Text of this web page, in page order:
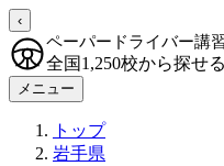
‹
ペーパードライバー講
全国1,250校から探せる
メニュー
トップ
岩手県